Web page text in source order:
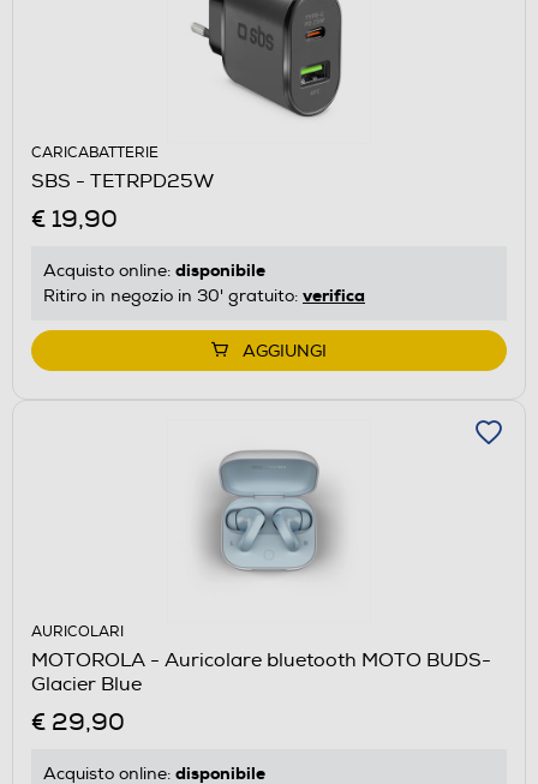
CARICABATTERIE
SBS - TETRPD25W
€ 19,90
Acquisto online: disponibile
Ritiro in negozio in 30' gratuito: verifica
AGGIUNGI
AURICOLARI
MOTOROLA - Auricolare bluetooth MOTO BUDS-
Glacier Blue
€ 29,90
Acquisto online: disponibile